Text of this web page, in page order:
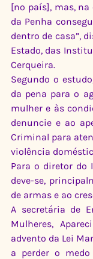
[no país], mas,
da Penha
dentro de casa”,
Estado, das
Cerqueira.
Segundo o
da pena para o
mulher e às
denuncie e ao
Criminal para
violência
Para o diretor do
deve-se,
de armas e ao
A secretária de
Mulheres,
advento da Lei
a perder o